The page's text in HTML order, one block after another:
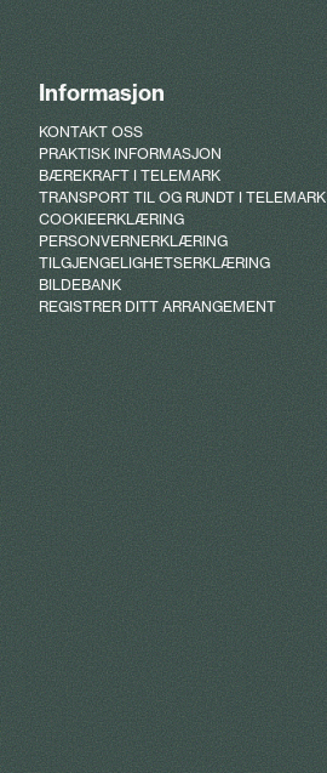
Informasjon
KONTAKT OSS
PRAKTISK INFORMASJON
BÆREKRAFT I TELEMARK
TRANSPORT TIL OG RUNDT I TELEMARK
COOKIEERKLÆRING
PERSONVERNERKLÆRING
TILGJENGELIGHETSERKLÆRING
BILDEBANK
REGISTRER DITT ARRANGEMENT